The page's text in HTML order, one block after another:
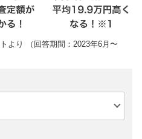
より （回答期間：2023年6月〜